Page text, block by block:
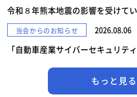
令和８年熊本地震の影響を受けて
当会からのお知らせ 2026.08.06
「自動車産業サイバーセキュリテ
もっと見る